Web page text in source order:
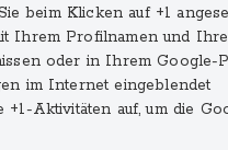
beim Klicken auf +1
Ihrem Profilnamen und
oder in Ihrem Google-
im Internet eingeblendet
Aktivitäten auf, um die